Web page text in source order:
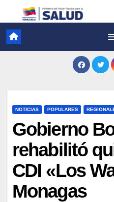
NOTICIAS POPULARES
Gobierno
rehabilitó
CDI «Los
Monagas